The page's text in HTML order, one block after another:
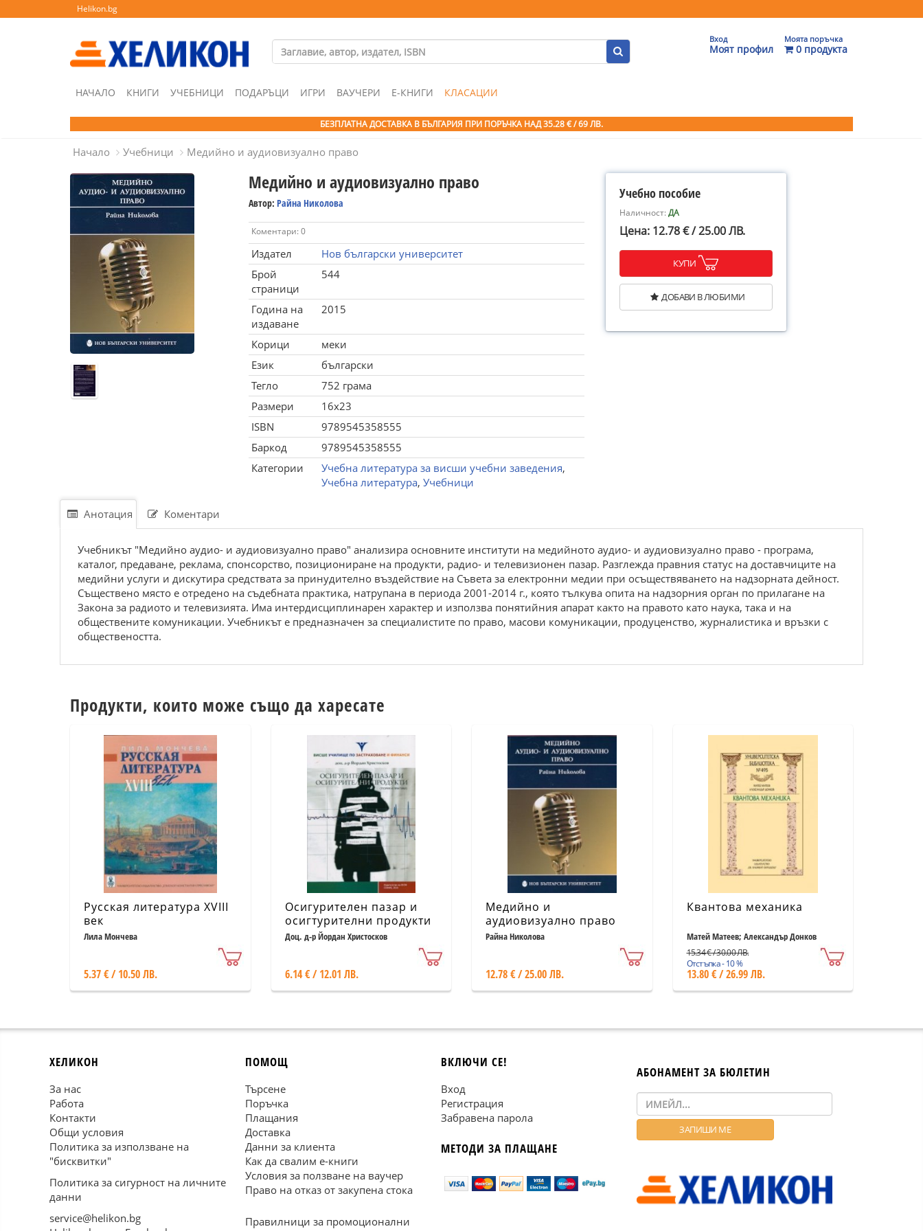
Helikon.bg
Вход
Моят профил
Моята поръчка
0 продукта
НАЧАЛО КНИГИ УЧЕБНИЦИ ПОДАРЪЦИ ИГРИ ВАУЧЕРИ Е-КНИГИ КЛАСАЦИИ
БЕЗПЛАТНА ДОСТАВКА В БЪЛГАРИЯ ПРИ ПОРЪЧКА НАД 35.28 € / 69 ЛВ.
Начало Учебници Медийно и аудиовизуално право
Медийно и аудиовизуално право
Автор: Райна Николова
Коментари: 0
Издател
Нов български университет
Брой
страници
544
Година на
издаване
2015
Корици
меки
Език
български
Тегло
752 грама
Размери
16x23
ISBN
9789545358555
Баркод
9789545358555
Категории
Учебна литература за висши учебни заведения,
Учебна литература, Учебници
Учебно пособие
Наличност:ДА
Цена: 12.78 € / 25.00 ЛВ.
КУПИ
ДОБАВИ В ЛЮБИМИ
Анотация Коментари
Учебникът "Медийно аудио- и аудиовизуално право" анализира основните институти на медийното аудио- и аудиовизуално право - програма,
каталог, предаване, реклама, спонсорство, позициониране на продукти, радио- и телевизионен пазар. Разглежда правния статус на доставчиците на
медийни услуги и дискутира средствата за принудително въздействие на Съвета за електронни медии при осъществяването на надзорната дейност.
Съществено място е отредено на съдебната практика, натрупана в периода 2001-2014 г., която тълкува опита на надзорния орган по прилагане на
Закона за радиото и телевизията. Има интердисциплинарен характер и използва понятийния апарат както на правото като наука, така и на
обществените комуникации. Учебникът е предназначен за специалистите по право, масови комуникации, продуценство, журналистика и връзки с
обществеността.
Продукти, които може също да харесате
Русская литература XVIII
век
Лила Мончева
5.37 € / 10.50 ЛВ.
Осигурителен пазар и
осигтурителни продукти
(теория и практики)
Доц. д-р Йордан Христосков
6.14 € / 12.01 ЛВ.
Медийно и
аудиовизуално право
Райна Николова
12.78 € / 25.00 ЛВ.
Квантова механика
Матей Матеев; Александър Донков
15.34 € / 30.00 ЛВ.
Отстъпка - 10 %
13.80 € / 26.99 ЛВ.
ХЕЛИКОН
За нас
Работа
Контакти
Общи условия
Политика за използване на
"бисквитки"
Политика за сигурност на личните
данни
service@helikon.bg
ПОМОЩ
Търсене
Поръчка
Плащания
Доставка
Данни за клиента
Как да свалим е-книги
Условия за ползване на ваучер
Право на отказ от закупена стока
Правилници за промоционални
ВКЛЮЧИ СЕ!
Вход
Регистрация
Забравена парола
МЕТОДИ ЗА ПЛАЩАНЕ
АБОНАМЕНТ ЗА БЮЛЕТИН